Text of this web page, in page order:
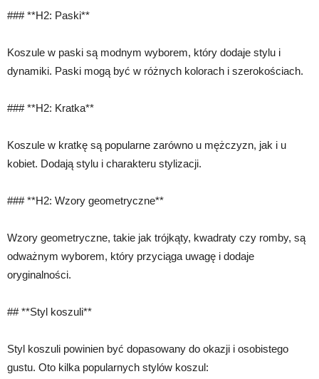
### **H2: Paski**
Koszule w paski są modnym wyborem, który dodaje stylu i
dynamiki. Paski mogą być w różnych kolorach i szerokościach.
### **H2: Kratka**
Koszule w kratkę są popularne zarówno u mężczyzn, jak i u
kobiet. Dodają stylu i charakteru stylizacji.
### **H2: Wzory geometryczne**
Wzory geometryczne, takie jak trójkąty, kwadraty czy romby, są
odważnym wyborem, który przyciąga uwagę i dodaje
oryginalności.
## **Styl koszuli**
Styl koszuli powinien być dopasowany do okazji i osobistego
gustu. Oto kilka popularnych stylów koszul: